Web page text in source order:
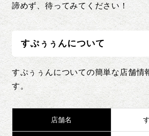
諦めず、待ってみてください！
すぷぅぅんについて
すぷぅぅんについての簡単な店舗情
す。
店舗名